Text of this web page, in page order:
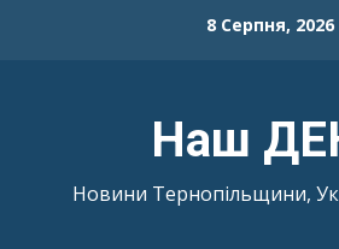
8 Серпня, 2026
Наш
Новини Тернопільщини,